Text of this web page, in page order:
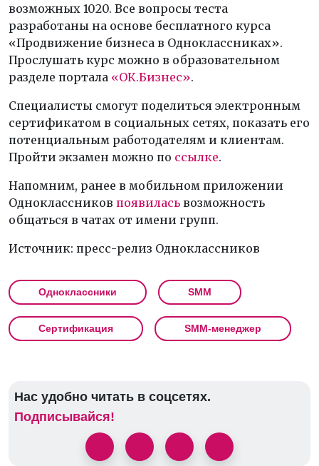
возможных 1020. Все вопросы теста
разработаны на основе бесплатного курса
«Продвижение бизнеса в Одноклассниках».
Прослушать курс можно в образовательном
разделе портала «ОК.Бизнес».
Специалисты смогут поделиться электронным
сертификатом в социальных сетях, показать его
потенциальным работодателям и клиентам.
Пройти экзамен можно по ссылке.
Напомним, ранее в мобильном приложении
Одноклассников появилась возможность
общаться в чатах от имени групп.
Источник: пресс-релиз Одноклассников
Одноклассники SMM
Сертификация SMM-менеджер
Нас удобно читать в соцсетях.
Подписывайся!